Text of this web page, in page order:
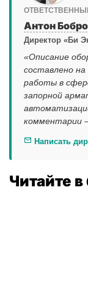
Антон
Директор «Би
«Описание
составлено
работы в
запорной
комментарии
Написать
Читайте в